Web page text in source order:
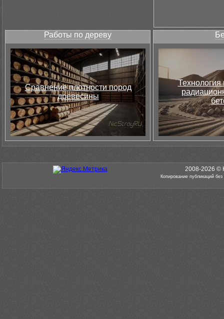
Работы по дереву
Сравнение плотности пород
древесины
Технология
2008-2026 ©
Копирование публикаций